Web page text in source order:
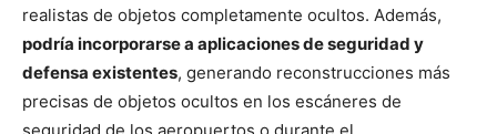
realistas de objetos completamente ocultos. Además,
podría incorporarse a aplicaciones de seguridad y
defensa existentes, generando reconstrucciones más
precisas de objetos ocultos en los escáneres de
seguridad de los aeropuertos o durante el